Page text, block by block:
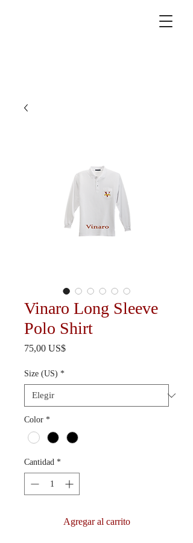
Vinaro Long Sleeve
Polo Shirt
75,00 US$Precio
Size (US) *
Color *
Cantidad *
Agregar al carrito